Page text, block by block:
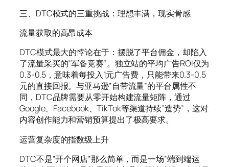
三、DTC模式的三重挑战：理想丰满，现实骨感
流量获取的高昂成本
DTC模式最大的悖论在于：摆脱了平台佣金，却陷入
了流量采买的”军备竞赛”。独立站的平均广告ROI仅为
0.3-0.5，意味着每投入1元广告费，只能带来0.3-0.5
元的直接回报。与亚马逊”自带流量”的平台属性不
同，DTC品牌需要从零开始构建流量矩阵，通过
Google、Facebook、TikTok等渠道持续”造势”，这对
内容创作能力和营销预算提出了极高要求。
运营复杂度的指数级上升
DTC不是”开个网店”那么简单，而是一场”端到端运